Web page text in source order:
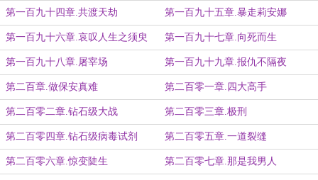
第一百九十四章.共渡天劫 第一百九十五章.暴走莉安娜
第一百九十六章.哀叹人生之须臾 第一百九十七章.向死而生
第一百九十八章.屠宰场 第一百九十九章.报仇不隔夜
第二百章.做保安真难 第二百零一章.四大高手
第二百零二章.钻石级大战 第二百零三章.极刑
第二百零四章.钻石级病毒试剂 第二百零五章.一道裂缝
第二百零六章.惊变陡生 第二百零七章.那是我男人